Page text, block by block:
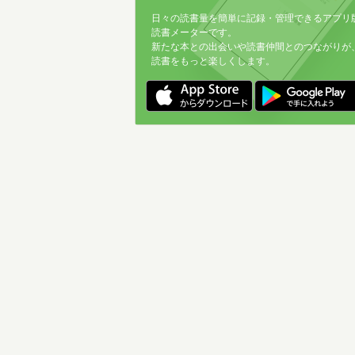
日々の読書量を簡単に記録・管理できるアプリ
読書メーターです。
新たな本との出会いや読書仲間とのつながりが
読書をもっと楽しくします。